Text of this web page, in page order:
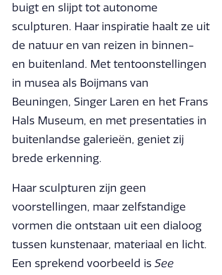
buigt en slijpt tot autonome
sculpturen. Haar inspiratie haalt ze uit
de natuur en van reizen in binnen-
en buitenland. Met tentoonstellingen
in musea als Boijmans van
Beuningen, Singer Laren en het Frans
Hals Museum, en met presentaties in
buitenlandse galerieën, geniet zij
brede erkenning.
Haar sculpturen zijn geen
voorstellingen, maar zelfstandige
vormen die ontstaan uit een dialoog
tussen kunstenaar, materiaal en licht.
Een sprekend voorbeeld is See